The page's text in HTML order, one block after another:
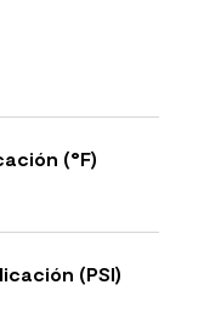
(°F)
(PSI)